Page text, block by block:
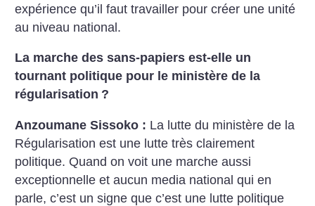
expérience qu’il faut travailler pour créer une unité
au niveau national.
La marche des sans-papiers est-elle un
tournant politique pour le ministère de la
régularisation ?
Anzoumane Sissoko : La lutte du ministère de la
Régularisation est une lutte très clairement
politique. Quand on voit une marche aussi
exceptionnelle et aucun media national qui en
parle, c’est un signe que c’est une lutte politique